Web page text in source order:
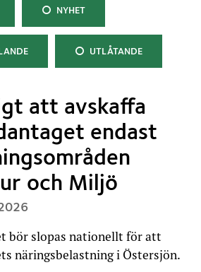
KATEGORI:
NYHET
KATEGORI:
UTLÅTANDE
att avskaffa
endast
och Miljö
bör slopas nationellt för att
näringsbelastning i Östersjön.